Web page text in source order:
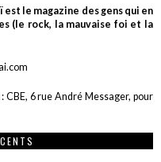
le magazine des gens qui en
(le rock, la mauvaise foi et la
CBE, 6 rue André Messager, pour